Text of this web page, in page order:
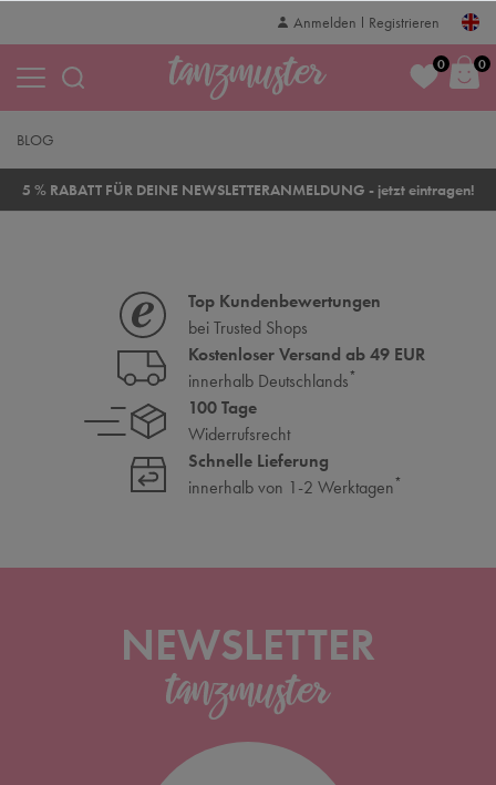
Anmelden Registrieren
0 0
BLOG
5 % RABATT FÜR DEINE NEWSLETTERANMELDUNG - jetzt eintragen!
Top Kundenbewertungen
bei Trusted Shops
Kostenloser Versand ab 49 EUR
innerhalb Deutschlands*
100 Tage
Widerrufsrecht
Schnelle Lieferung
innerhalb von 1-2 Werktagen*
NEWSLETTER